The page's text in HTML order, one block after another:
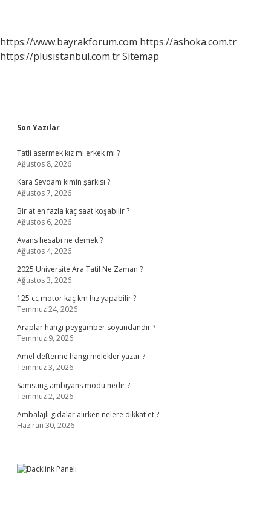
https://www.bayrakforum.com https://ashoka.com.tr
https://plusistanbul.com.trSitemap
Sidebar
Son Yazılar
Tatli asermek kız mı erkek mi ?
Ağustos 8, 2026
Kara Sevdam kimin şarkısı ?
Ağustos 7, 2026
Bir at en fazla kaç saat koşabilir ?
Ağustos 6, 2026
Avans hesabı ne demek ?
Ağustos 4, 2026
2025 Üniversite Ara Tatil Ne Zaman ?
Ağustos 3, 2026
125 cc motor kaç km hız yapabilir ?
Temmuz 24, 2026
Araplar hangi peygamber soyundandır ?
Temmuz 9, 2026
Amel defterine hangi melekler yazar ?
Temmuz 3, 2026
Samsung ambiyans modu nedir ?
Temmuz 2, 2026
Ambalajlı gıdalar alırken nelere dikkat et ?
Haziran 30, 2026